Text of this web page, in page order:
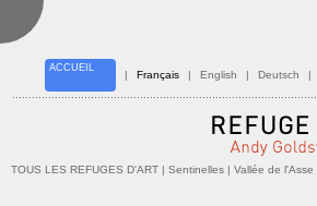
ACCUEIL
| Français | English | Deutsch |
TOUS LES REFUGES D'ART | Sentinelles | Vallée de l'Asse